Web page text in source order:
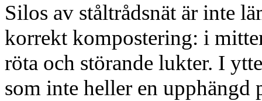
Silos av ståltrådsnät är inte
korrekt kompostering: i
röta och störande lukter. I
som inte heller en upphängd